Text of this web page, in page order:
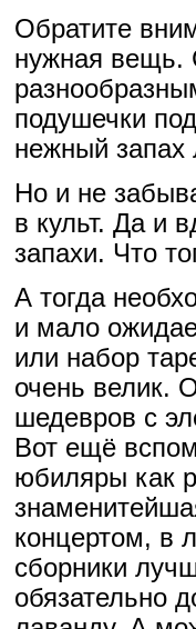
Обратите
нужная вещь.
подушечки
нежный запах
Но и не
в культ. Да и
запахи. Что
А тогда
и мало
или набор
очень велик.
шедевров с
Вот ещё
юбиляры как
концертом, в
сборники
обязательно